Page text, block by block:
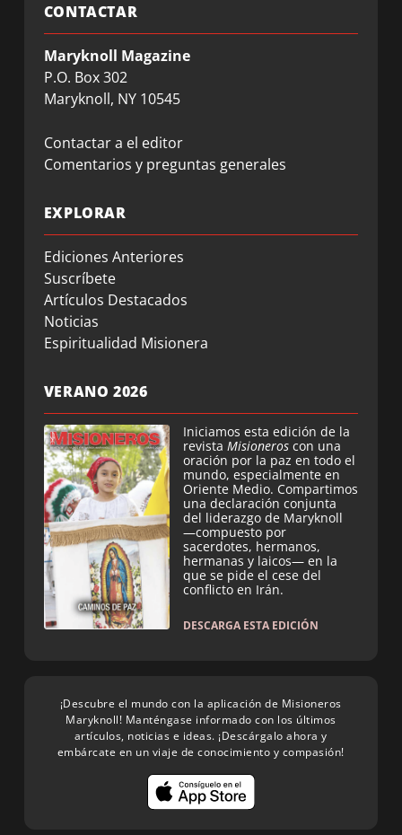
CONTACTAR
Maryknoll Magazine
P.O. Box 302
Maryknoll, NY 10545
Contactar a el editor
Comentarios y preguntas generales
EXPLORAR
Ediciones Anteriores
Suscríbete
Artículos Destacados
Noticias
Espiritualidad Misionera
VERANO 2026
Iniciamos esta edición de la
revista Misioneros con una
oración por la paz en todo el
mundo, especialmente en
Oriente Medio. Compartimos
una declaración conjunta
del liderazgo de Maryknoll
—compuesto por
sacerdotes, hermanos,
hermanas y laicos— en la
que se pide el cese del
conflicto en Irán.
DESCARGA ESTA EDICIÓN
¡Descubre el mundo con la aplicación de Misioneros
Maryknoll! Manténgase informado con los últimos
artículos, noticias e ideas. ¡Descárgalo ahora y
embárcate en un viaje de conocimiento y compasión!